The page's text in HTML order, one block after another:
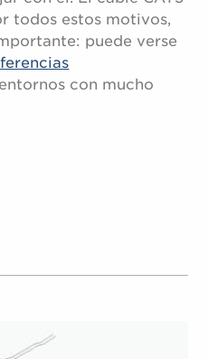
todos estos motivos,
puede verse
con mucho